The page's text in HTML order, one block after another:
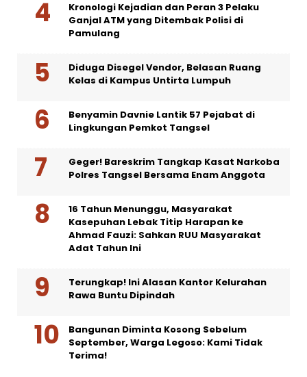
Kronologi Kejadian dan Peran 3 Pelaku
Ganjal ATM yang Ditembak Polisi di
Pamulang
Diduga Disegel Vendor, Belasan Ruang
Kelas di Kampus Untirta Lumpuh
Benyamin Davnie Lantik 57 Pejabat di
Lingkungan Pemkot Tangsel
Geger! Bareskrim Tangkap Kasat Narkoba
Polres Tangsel Bersama Enam Anggota
16 Tahun Menunggu, Masyarakat
Kasepuhan Lebak Titip Harapan ke
Ahmad Fauzi: Sahkan RUU Masyarakat
Adat Tahun Ini
Terungkap! Ini Alasan Kantor Kelurahan
Rawa Buntu Dipindah
Bangunan Diminta Kosong Sebelum
September, Warga Legoso: Kami Tidak
Terima!